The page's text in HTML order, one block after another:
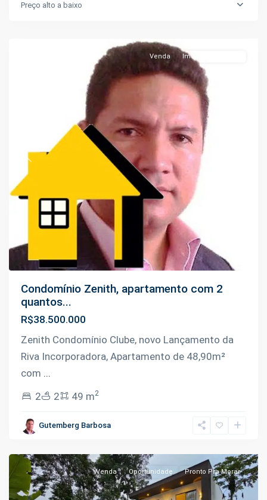
Preço alto a baixo
Francisco,
Previous
Venda Imóveis Em Obras
Condomínio Zenith, apartamento com 2
quantos...
R$38.500.000
Zenith Condomínio Clube, novo Lançamento da
Riva Incorporadora, Apartamento de 48,90m²
com ...
2
2 49 m2
Gutemberg Barbosa
Negra,
Venda Oportunidade Pronto Pra Morar